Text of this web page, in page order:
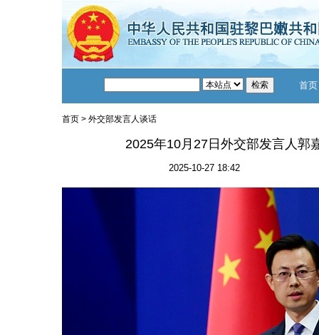
首页
首页> 外交部发言人谈话
2025年10月27日外交部发言人郭
2025-10-27 18:42